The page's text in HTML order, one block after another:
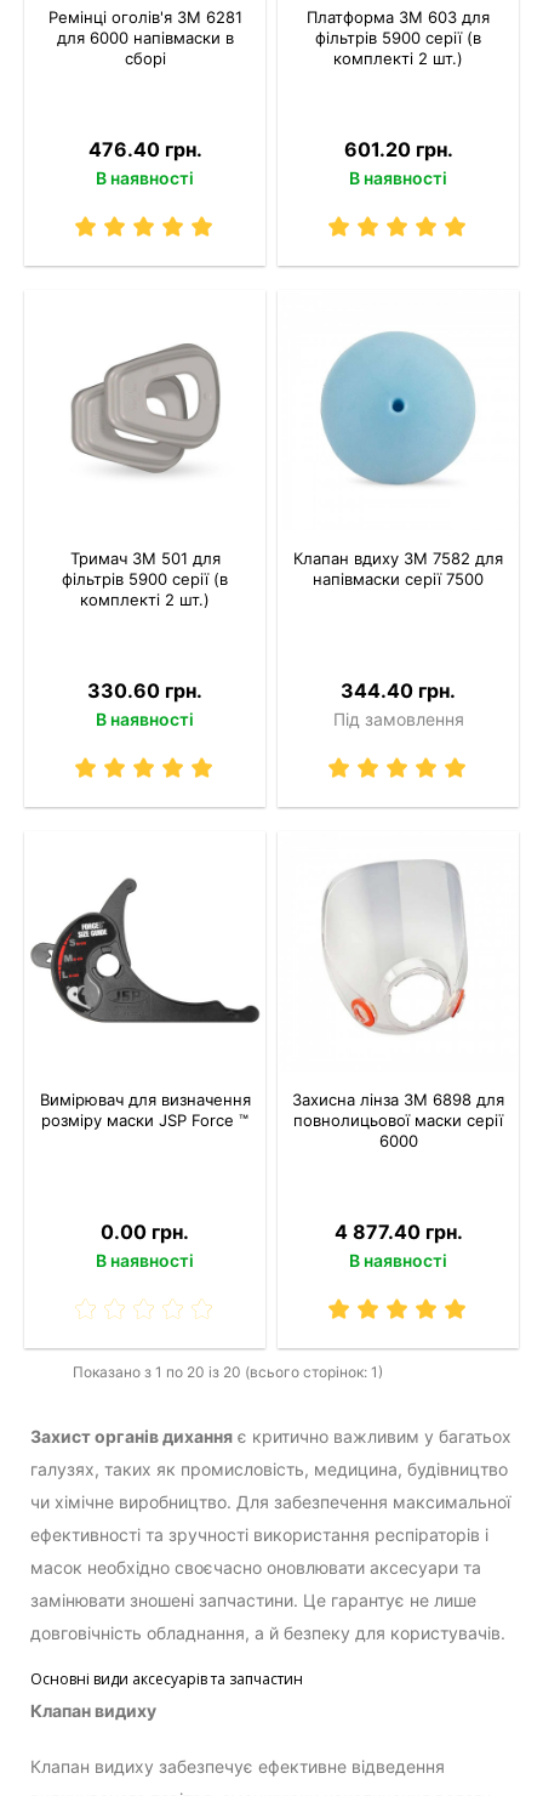
Ремінці оголів'я 3M 6281
для 6000 напівмаски в
сборі
476.40 грн.
В наявності
Платформа 3M 603 для
фільтрів 5900 серії (в
комплекті 2 шт.)
601.20 грн.
В наявності
Тримач 3M 501 для
фільтрів 5900 серії (в
комплекті 2 шт.)
330.60 грн.
В наявності
Клапан вдиху 3M 7582 для
напівмаски серії 7500
344.40 грн.
Під замовлення
Вимірювач для визначення
розміру маски JSP Force ™
0.00 грн.
В наявності
Захисна лінза 3M 6898 для
повнолицьової маски серії
6000
4 877.40 грн.
В наявності
Показано з 1 по 20 із 20 (всього сторінок: 1)
Захист органів дихання є критично важливим у багатьох
галузях, таких як промисловість, медицина, будівництво
чи хімічне виробництво. Для забезпечення максимальної
ефективності та зручності використання респіраторів і
масок необхідно своєчасно оновлювати аксесуари та
замінювати зношені запчастини. Це гарантує не лише
довговічність обладнання, а й безпеку для користувачів.
Основні види аксесуарів та запчастин
Клапан видиху
Клапан видиху забезпечує ефективне відведення